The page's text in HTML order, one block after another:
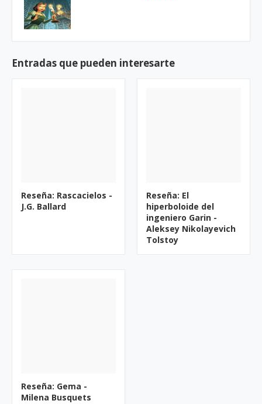
Entradas que pueden interesarte
Reseña: Rascacielos -
J.G. Ballard
Reseña: El
hiperboloide del
ingeniero Garin -
Aleksey Nikolayevich
Tolstoy
Reseña: Gema -
Milena Busquets